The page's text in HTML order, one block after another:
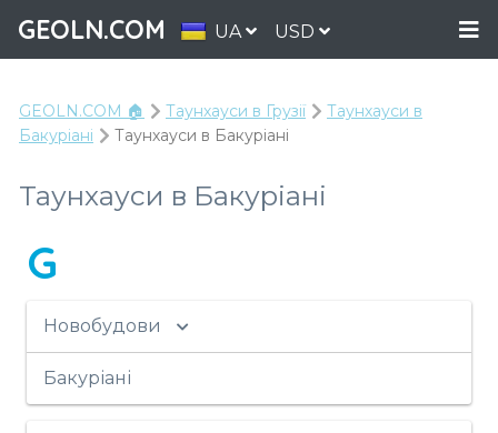
GEOLN.COM UA USD
GEOLN.COM 🏠 Таунхауси в Грузії
Таунхауси в
Бакуріані
Таунхауси в Бакуріані
Таунхауси в Бакуріані
G
Новобудови
Бакуріані